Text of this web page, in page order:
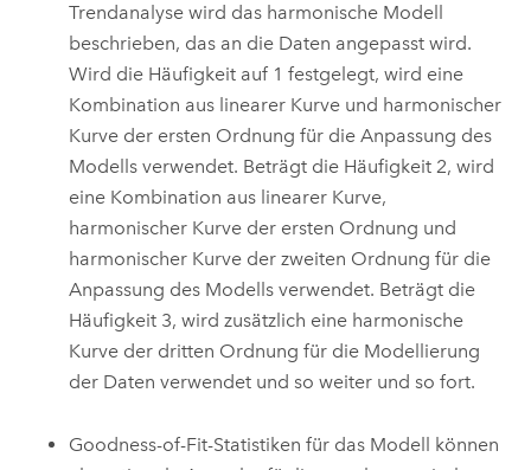
Trendanalyse wird das harmonische Modell
beschrieben, das an die Daten angepasst wird.
Wird die Häufigkeit auf 1 festgelegt, wird eine
Kombination aus linearer Kurve und harmonischer
Kurve der ersten Ordnung für die Anpassung des
Modells verwendet. Beträgt die Häufigkeit 2, wird
eine Kombination aus linearer Kurve,
harmonischer Kurve der ersten Ordnung und
harmonischer Kurve der zweiten Ordnung für die
Anpassung des Modells verwendet. Beträgt die
Häufigkeit 3, wird zusätzlich eine harmonische
Kurve der dritten Ordnung für die Modellierung
der Daten verwendet und so weiter und so fort.
Goodness-of-Fit-Statistiken für das Modell können